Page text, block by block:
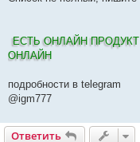
ЕСТЬ ОНЛАЙН ПРОДУКТ
ОНЛАЙН
подробности в telegram
@igm777
Ответить